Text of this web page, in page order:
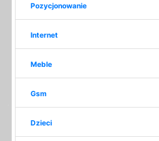
Pozycjonowanie
Internet
Meble
Gsm
Dzieci